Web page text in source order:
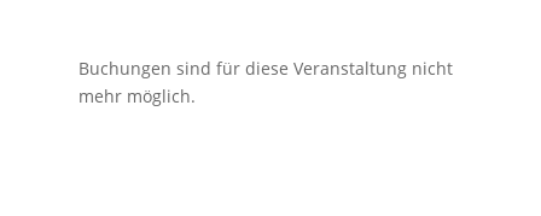
Buchungen sind für diese Veranstaltung nicht
mehr möglich.